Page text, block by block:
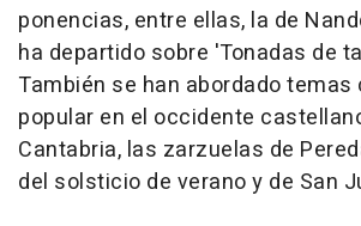
ponencias, entre ellas, la de
ha departido sobre 'Tonadas de
También se han abordado
popular en el occidente
Cantabria, las zarzuelas de
del solsticio de verano y de San